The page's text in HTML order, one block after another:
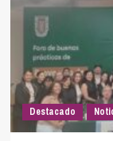
apoyo
Destacado